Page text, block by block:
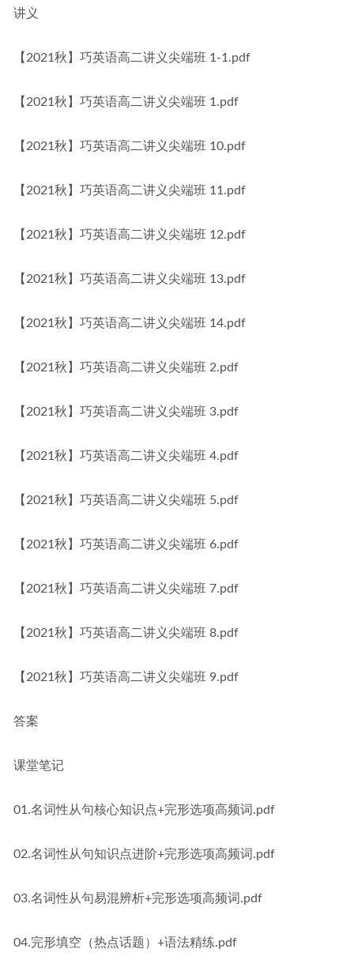
讲义
【2021秋】巧英语高二讲义尖端班 1-1.pdf
【2021秋】巧英语高二讲义尖端班 1.pdf
【2021秋】巧英语高二讲义尖端班 10.pdf
【2021秋】巧英语高二讲义尖端班 11.pdf
【2021秋】巧英语高二讲义尖端班 12.pdf
【2021秋】巧英语高二讲义尖端班 13.pdf
【2021秋】巧英语高二讲义尖端班 14.pdf
【2021秋】巧英语高二讲义尖端班 2.pdf
【2021秋】巧英语高二讲义尖端班 3.pdf
【2021秋】巧英语高二讲义尖端班 4.pdf
【2021秋】巧英语高二讲义尖端班 5.pdf
【2021秋】巧英语高二讲义尖端班 6.pdf
【2021秋】巧英语高二讲义尖端班 7.pdf
【2021秋】巧英语高二讲义尖端班 8.pdf
【2021秋】巧英语高二讲义尖端班 9.pdf
答案
课堂笔记
01.名词性从句核心知识点+完形选项高频词.pdf
02.名词性从句知识点进阶+完形选项高频词.pdf
03.名词性从句易混辨析+完形选项高频词.pdf
04.完形填空（热点话题）+语法精练.pdf